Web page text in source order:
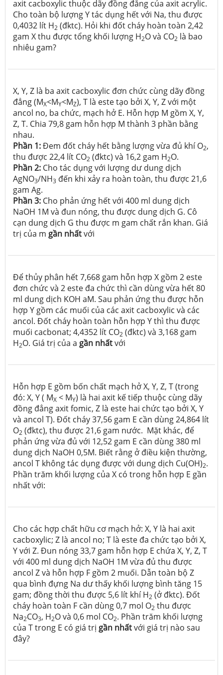
axit cacboxylic thuộc dãy đồng đẳng của axit acrylic.
Cho toàn bộ lượng Y tác dụng hết với Na, thu được
0,4032 lít H2 (đktc). Hỏi khi đốt cháy hoàn toàn 2,42
gam X thu được tổng khối lượng H2O và CO2 là bao
nhiêu gam?
X, Y, Z là ba axit cacboxylic đơn chức cùng dãy đồng
đẳng (MX<MY<MZ), T là este tạo bởi X, Y, Z với một
ancol no, ba chức, mạch hở E. Hỗn hợp M gồm X, Y,
Z, T. Chia 79,8 gam hỗn hợp M thành 3 phần bằng
nhau.
Phần 1:Đem đốt cháy hết bằng lượng vừa đủ khí O2,
thu được 22,4 lít CO2 (đktc) và 16,2 gam H2O.
Phần 2: Cho tác dụng với lượng dư dung dịch
AgNO3/NH3 đến khi xảy ra hoàn toàn, thu được 21,6
gam Ag.
Phần 3: Cho phản ứng hết với 400 ml dung dịch
NaOH 1M và đun nóng, thu được dung dịch G. Cô
cạn dung dịch G thu được m gam chất rắn khan. Giá
trị của m gần nhấtvới
Để thủy phân hết 7,668 gam hỗn hợp X gồm 2 este
đơn chức và 2 este đa chức thì cần dùng vừa hết 80
ml dung dịch KOH aM. Sau phản ứng thu được hỗn
hợp Y gồm các muối của các axit cacboxylic và các
ancol. Đốt cháy hoàn toàn hỗn hợp Y thì thu được
muối cacbonat; 4,4352 lít CO2 (đktc) và 3,168 gam
H2O. Giá trị của a gần nhấtvới
Hỗn hợp E gồm bốn chất mạch hở X, Y, Z, T (trong
đó: X, Y ( MX < MY) là hai axit kế tiếp thuộc cùng dãy
đồng đẳng axit fomic, Z là este hai chức tạo bởi X, Y
và ancol T). Đốt cháy 37,56 gam E cần dùng 24,864 lít
O2 (đktc), thu được 21,6 gam nước. Mặt khác, để
phản ứng vừa đủ với 12,52 gam E cần dùng 380 ml
dung dịch NaOH 0,5M. Biết rằng ở điều kiện thường,
ancol T không tác dụng được với dung dịch Cu(OH)2.
Phần trăm khối lượng của X có trong hỗn hợp E gần
nhất với:
Cho các hợp chất hữu cơ mạch hở: X, Y là hai axit
cacboxylic; Z là ancol no; T là este đa chức tạo bởi X,
Y với Z. Đun nóng 33,7 gam hỗn hợp E chứa X, Y, Z, T
với 400 ml dung dịch NaOH 1M vừa đủ thu được
ancol Z và hỗn hợp F gồm 2 muối. Dẫn toàn bộ Z
qua bình đựng Na dư thấy khối lượng bình tăng 15
gam; đồng thời thu được 5,6 lít khí H2 (ở đktc). Đốt
cháy hoàn toàn F cần dùng 0,7 mol O2 thu được
Na2CO3, H2O và 0,6 mol CO2. Phần trăm khối lượng
của T trong E có giá trị gần nhấtvới giá trị nào sau
đây?